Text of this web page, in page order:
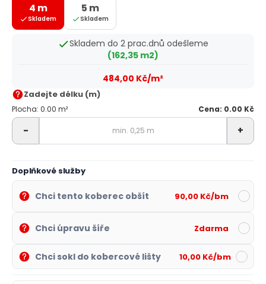
4 m
Skladem
5 m
Skladem
Zadejte délku (m)
Plocha: 0.00 m² Cena: 0.00 Kč
- +
Skladem do 2 prac.dnů odešleme
(162,35 m2)
484,00 Kč/m²
Doplňkové služby
Chci tento koberec obšít 90,00 Kč/bm
Chci úpravu šíře Zdarma
Chci sokl do kobercové lišty 10,00 Kč/bm